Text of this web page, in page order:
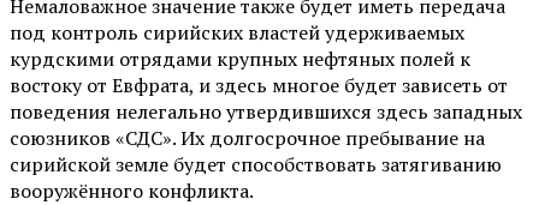
Немаловажное значение также будет иметь передача
под контроль сирийских властей удерживаемых
курдскими отрядами крупных нефтяных полей к
востоку от Евфрата, и здесь многое будет зависеть от
поведения нелегально утвердившихся здесь западных
союзников «СДС». Их долгосрочное пребывание на
сирийской земле будет способствовать затягиванию
вооружённого конфликта.